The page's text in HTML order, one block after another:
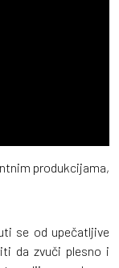
produkcijama,
se od upečatljive
da zvuči plesno i